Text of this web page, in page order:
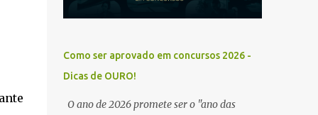
Como ser aprovado em concursos 2026 -
Dicas de OURO!
O ano de 2026 promete ser o "ano das